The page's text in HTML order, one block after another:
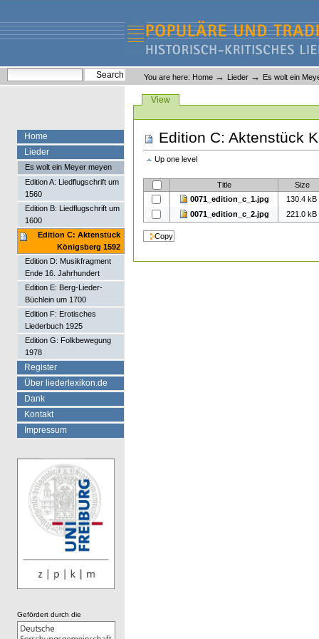
content.
navigation
Liederlexikon
Personal
tools
You are here: Home → Lieder → Es wolt ein
ViewsView
Edition C: Aktenstück
Up one level
Title
Size
0071_edition_c_1.jpg
130.4 kB
0071_edition_c_2.jpg
221.0 kB
Home
Lieder
Es wolt ein Meyer meyen
Edition A: Liedflugschrift um
1560
Edition B: Liedflugschrift um
1600
Edition C: Aktenstück
Königsberg 1592
Edition D: Musikfragment
Ende 16. Jahrhundert
Edition E: Berg-Lieder-
Büchlein um 1700
Edition F: Erotisches
Liederbuch 1925
Edition G: Folkbewegung
1978
Register
Über liederlexikon.de
Dank
Kontakt
Impressum
Gefördert durch die